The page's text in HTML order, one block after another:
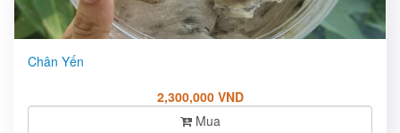
Chân Yến
2,300,000 VND
Mua